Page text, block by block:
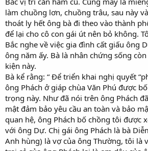
làm chuồng lơn, chuồng trâu, sau này
thoát ly hết ông bà đi theo vào thành
để lại cho cô con gái út nên bỏ không.
Bắc nghe về việc gia đình cất giấu ông
ông năm ấy. Bà là nhân chứng sống
kiện này.
Bà kể rằng: “ Để triển khai nghị quyết
ông Phách ở giáp chùa Văn Phú được
trọng này. Như đã nói trên ông Phách
mật đảm bảo yêu cầu an toàn và bảo
quan hệ, ông Phách bố chồng tôi được
với ông Dự. Chị gái ông Phách là bà
Anh hùng) là vợ của ông Thường, tôi là